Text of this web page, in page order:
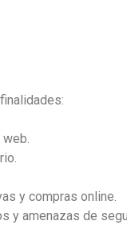
y compras online.
y amenazas de